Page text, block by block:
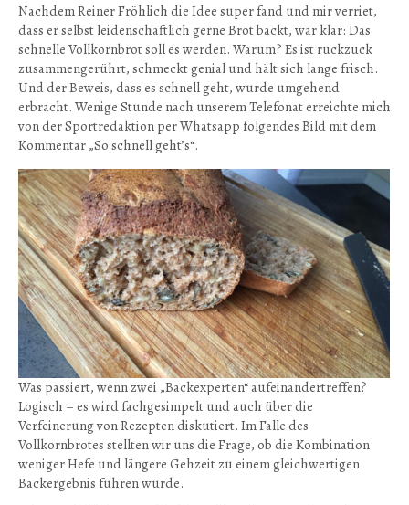
Nachdem Reiner Fröhlich die Idee super fand und mir verriet,
dass er selbst leidenschaftlich gerne Brot backt, war klar: Das
schnelle Vollkornbrot soll es werden. Warum? Es ist ruckzuck
zusammengerührt, schmeckt genial und hält sich lange frisch.
Und der Beweis, dass es schnell geht, wurde umgehend
erbracht. Wenige Stunde nach unserem Telefonat erreichte mich
von der Sportredaktion per Whatsapp folgendes Bild mit dem
Kommentar „So schnell geht’s“.
Was passiert, wenn zwei „Backexperten“ aufeinandertreffen?
Logisch – es wird fachgesimpelt und auch über die
Verfeinerung von Rezepten diskutiert. Im Falle des
Vollkornbrotes stellten wir uns die Frage, ob die Kombination
weniger Hefe und längere Gehzeit zu einem gleichwertigen
Backergebnis führen würde.